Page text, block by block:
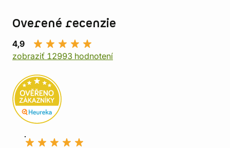
Overené recenzie
4,9
zobraziť 12993 hodnotení